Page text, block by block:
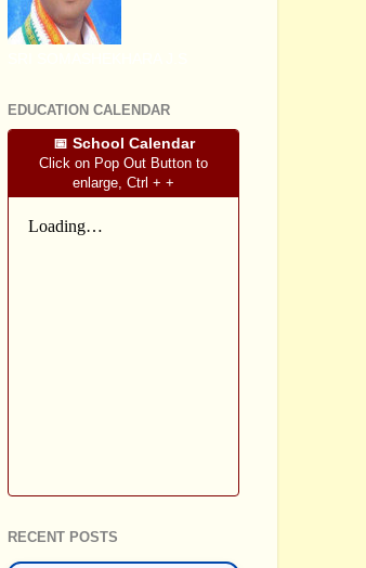
EDUCATION CALENDAR
📅 School Calendar
Click on Pop Out Button to
enlarge, Ctrl + +
RECENT POSTS